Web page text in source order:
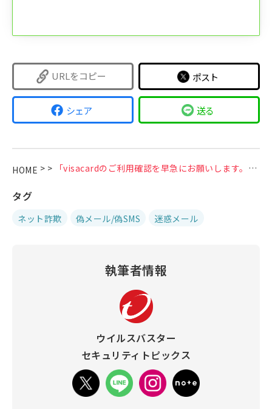
URLをコピー ポスト
シェア 送る
HOME > > 「visacardのご利用確認を早急にお願いします。」などのVisaカードを装う偽メールに注意
タグ
ネット詐欺 偽メール/偽SMS 迷惑メール
執筆者情報
ウイルスバスター
セキュリティトピックス